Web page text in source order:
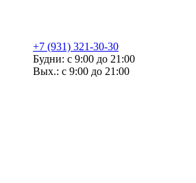
+7 (931) 321-30-30
Будни: с 9:00 до 21:00
Вых.: с 9:00 до 21:00